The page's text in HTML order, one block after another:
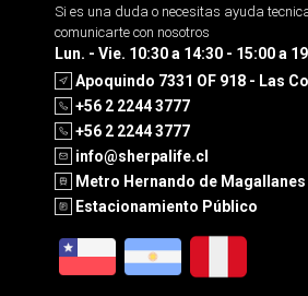
Si es una duda o necesitas ayuda
comunicarte con nosotros
Lun. - Vie. 10:30 a 14:30 - 15:00 a
Apoquindo 7331 OF 918 - Las
+56 2 2244 3777
+56 2 2244 3777
info@sherpalife.cl
Metro Hernando de Magallanes
Estacionamiento Público